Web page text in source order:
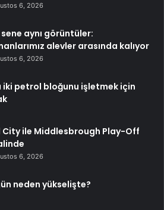
6, 2026
sene aynı görüntüler:
alevler arasında kalıyor
6, 2026
iki petrol bloğunu işletmek için
City ile Middlesbrough Play-Off
6, 2026
neden yükselişte?